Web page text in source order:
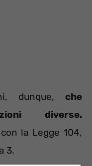
dunque, che
diverse.
la Legge 104,
3.